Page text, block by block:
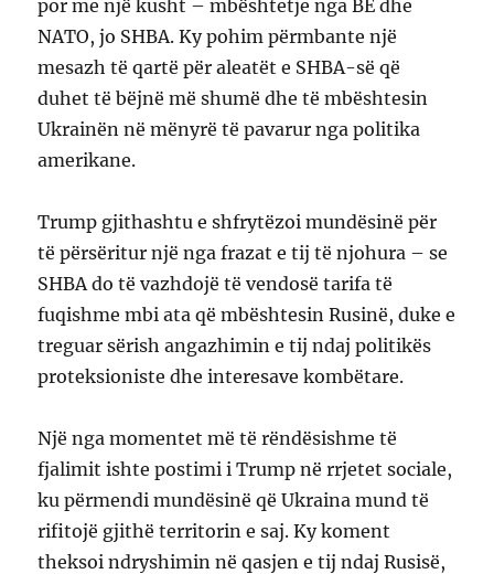
por me një kusht – mbështetje nga BE dhe
NATO, jo SHBA. Ky pohim përmbante një
mesazh të qartë për aleatët e SHBA-së që
duhet të bëjnë më shumë dhe të mbështesin
Ukrainën në mënyrë të pavarur nga politika
amerikane.
Trump gjithashtu e shfrytëzoi mundësinë për
të përsëritur një nga frazat e tij të njohura – se
SHBA do të vazhdojë të vendosë tarifa të
fuqishme mbi ata që mbështesin Rusinë, duke e
treguar sërish angazhimin e tij ndaj politikës
proteksioniste dhe interesave kombëtare.
Një nga momentet më të rëndësishme të
fjalimit ishte postimi i Trump në rrjetet sociale,
ku përmendi mundësinë që Ukraina mund të
rifitojë gjithë territorin e saj. Ky koment
theksoi ndryshimin në qasjen e tij ndaj Rusisë,